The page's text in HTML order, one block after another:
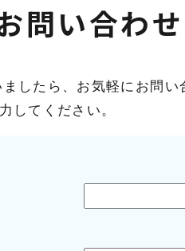
問い合わ
したら、お気軽にお問い
してください。